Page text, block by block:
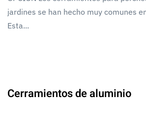
jardines se han hecho muy comunes
Esta...
Cerramientos de aluminio